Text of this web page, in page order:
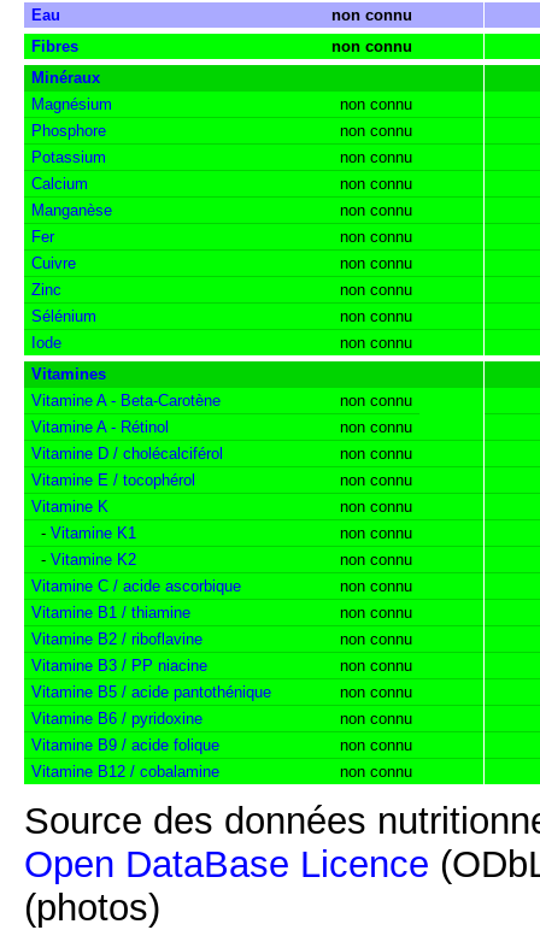
Eau
non connu
Fibres
non connu
Minéraux
Magnésium
non connu
Phosphore
non connu
Potassium
non connu
Calcium
non connu
Manganèse
non connu
Fer
non connu
Cuivre
non connu
Zinc
non connu
Sélénium
non connu
Iode
non connu
Vitamines
Vitamine A - Beta-Carotène
non connu
Vitamine A - Rétinol
non connu
Vitamine D / cholécalciférol
non connu
Vitamine E / tocophérol
non connu
Vitamine K
non connu
- Vitamine K1
non connu
- Vitamine K2
non connu
Vitamine C / acide ascorbique
non connu
Vitamine B1 / thiamine
non connu
Vitamine B2 / riboflavine
non connu
Vitamine B3 / PP niacine
non connu
Vitamine B5 / acide pantothénique
non connu
Vitamine B6 / pyridoxine
non connu
Vitamine B9 / acide folique
non connu
Vitamine B12 / cobalamine
non connu
Source des données
Open DataBase Licence
(photos)